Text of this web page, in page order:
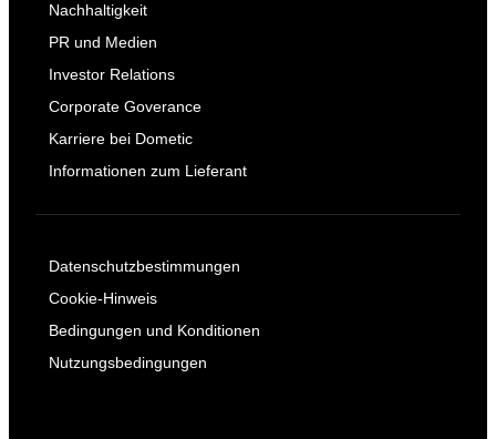
Nachhaltigkeit
PR und Medien
Investor Relations
Corporate Goverance
Karriere bei Dometic
Informationen zum Lieferant
Datenschutzbestimmungen
Cookie-Hinweis
Bedingungen und Konditionen
Nutzungsbedingungen